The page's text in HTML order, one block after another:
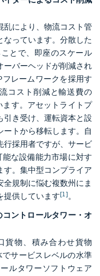
乱により、物流コスト管
っています。分散した
とで、即座のスケール
ーバーヘッドが削減され
フレームワークを採用す
コスト削減と輸送費の
ます。アセットライトプ
引き受け、運転資本と設
トから移転します。自
行採用者ですが、サービ
な設備能力市場に対す
す。集中型コンプライア
規制に悩む複数州にま
提供しています[1]。
ントロールタワー・オ
貨物、積み合わせ貨物
でサービスレベルの水準
ルタワーソフトウェア